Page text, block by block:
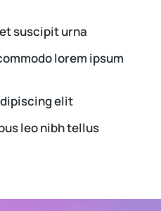
suscipit urna
lorem ipsum
elit
leo nibh tellus